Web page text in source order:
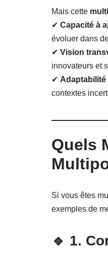
Mais cette
✔ Capacité à
évoluer dans
✔ Vision
innovateurs et
✔ Adaptabilité
contextes
Quels
Si vous êtes
exemples de
🔹 1.